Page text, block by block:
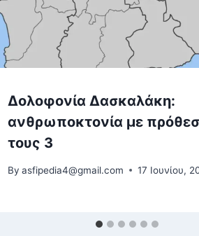
Δολοφονία Δασκαλάκη:
ανθρωποκτονία με
τους 3
By asfipedia4@gmail.com 17 Ιουνίου,